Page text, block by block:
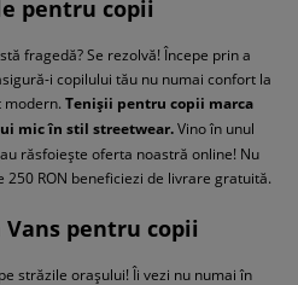
pentru copii
fragedă? Se rezolvă! Începe prin a
i copilului tău nu numai confort la
modern. Tenișii pentru copii marca
mic în stil streetwear.Vino în unul
răsfoiește oferta noastră online! Nu
RON beneficiezi de livrare gratuită.
pentru copii
străzile orașului! Îi vezi nu numai în